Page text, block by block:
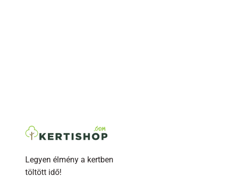
Legyen élmény a kertben
töltött idő!